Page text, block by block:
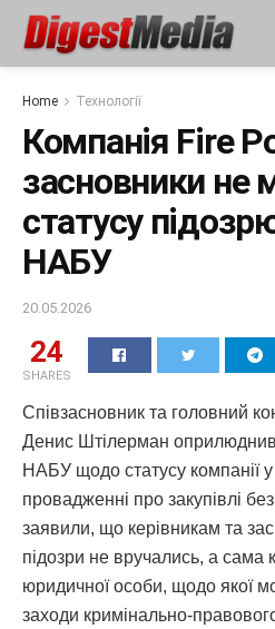
Home Технології
Компанія Fire
засновники не
статусу
НАБУ
20.05.2026
24
SHARES
Співзасновник та головний
Денис Штілерман оприлюднив
НАБУ щодо статусу компанії
провадженні про закупівлі
заявили, що керівникам та
підозри не вручались, а сама
юридичної особи, щодо якої
заходи кримінально-